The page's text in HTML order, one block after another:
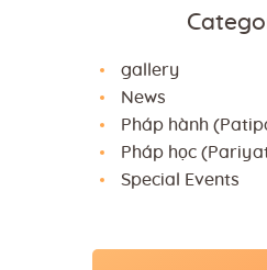
gallery
News
Pháp hành
Pháp học
Special Events